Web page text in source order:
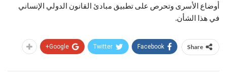
أوضاع الأسرى وتحرص على تطبيق مبادئ القانون الدولي الإنساني
في هذا الشأن.
Share
Facebook
Twitter
Google+